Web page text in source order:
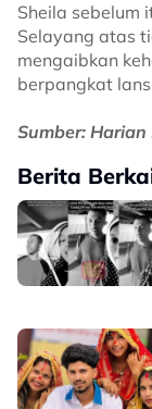
Sheila sebelum
Selayang atas
mengaibkan
berpangkat
Sumber: Harian
Berita